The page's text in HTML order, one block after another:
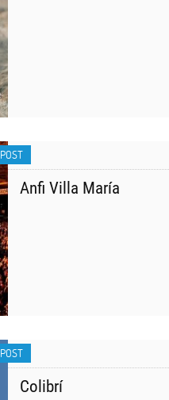
POST
Anfi Villa María
POST
Colibrí